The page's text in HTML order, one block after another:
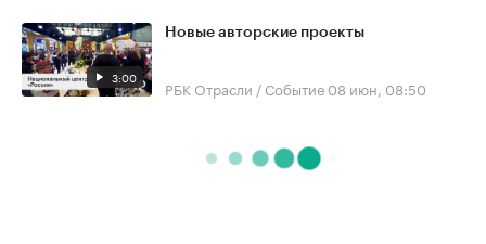
3:00
Новые авторские проекты
РБК Отрасли / Событие 08 июн, 08:50